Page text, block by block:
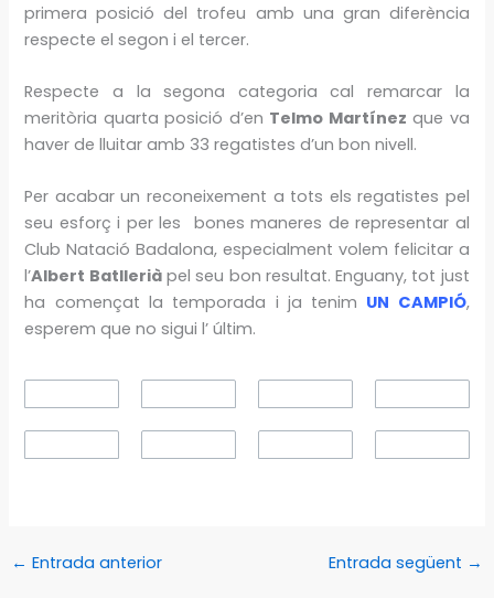
primera posició del trofeu amb una gran diferència
respecte el segon i el tercer.
Respecte a la segona categoria cal remarcar la
meritòria quarta posició d’en Telmo Martínez que va
haver de lluitar amb 33 regatistes d’un bon nivell.
Per acabar un reconeixement a tots els regatistes pel
seu esforç i per les bones maneres de representar al
Club Natació Badalona, especialment volem felicitar a
l’Albert Batlleriàpel seu bon resultat. Enguany, tot just
ha començat la temporada i ja tenim UN CAMPIÓ,
esperem que no sigui l’ últim.
← Entrada anterior Entrada següent →